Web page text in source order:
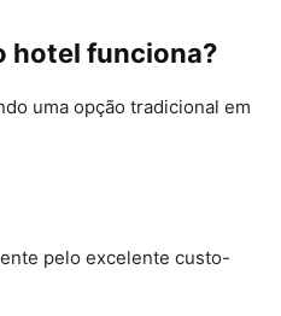
hotel funciona?
uma opção tradicional em
pelo excelente custo-